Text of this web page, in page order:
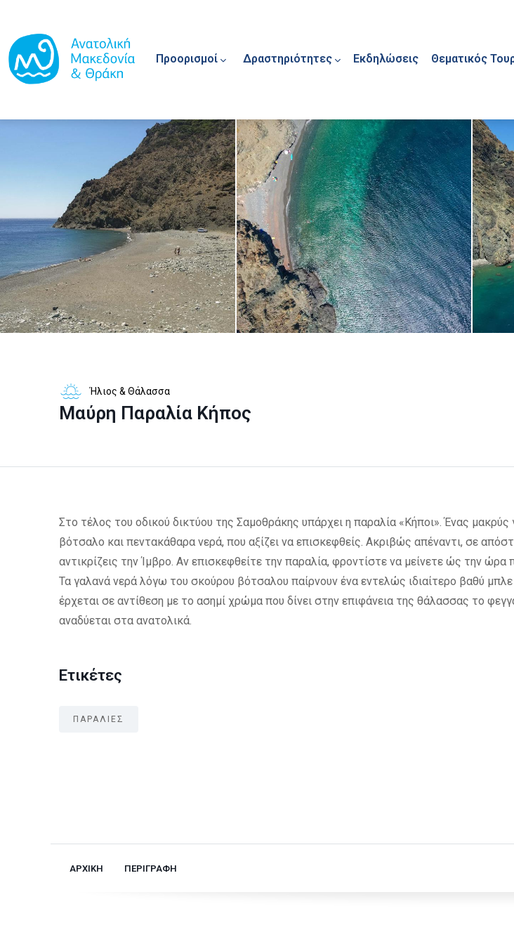
Προορισμοί Δραστηριότητες Εκδηλώσεις Θεματικός
Ήλιος & Θάλασσα
Μαύρη Παραλία Κήπος
Στο τέλος του οδικού δικτύου της Σαμοθράκης υπάρχει η παραλία «Κήποι». Ένας μακρύς
βότσαλο και πεντακάθαρα νερά, που αξίζει να επισκεφθείς. Ακριβώς απέναντι, σε
αντικρίζεις την Ίμβρο. Αν επισκεφθείτε την παραλία, φροντίστε να μείνετε ώς την ώρα
Τα γαλανά νερά λόγω του σκούρου βότσαλου παίρνουν ένα εντελώς ιδιαίτερο βαθύ
έρχεται σε αντίθεση με το ασημί χρώμα που δίνει στην επιφάνεια της θάλασσας το
αναδύεται στα ανατολικά.
Ετικέτες
ΠΑΡΑΛΙΕΣ
ΑΡΧΙΚΗ ΠΕΡΙΓΡΑΦΗ